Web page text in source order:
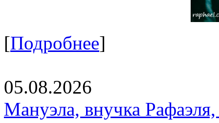
[Подробнее]
05.08.2026
Мануэла, внучка